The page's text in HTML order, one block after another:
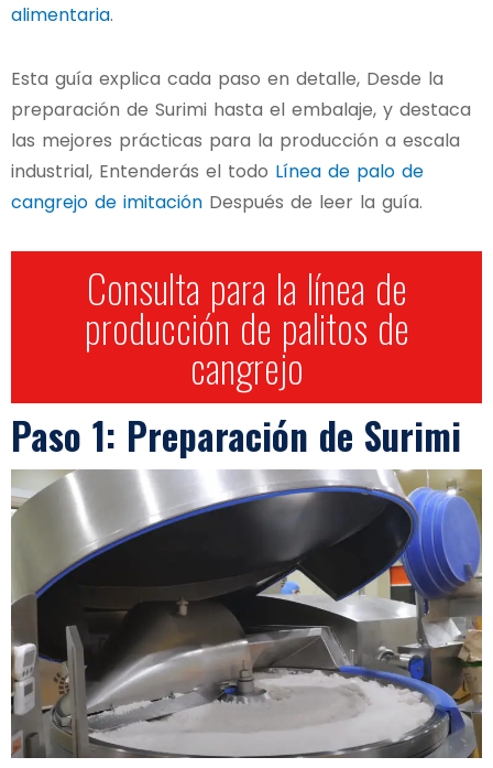
alimentaria.
Esta guía explica cada paso en detalle, Desde la
preparación de Surimi hasta el embalaje, y destaca
las mejores prácticas para la producción a escala
industrial, Entenderás el todo Línea de palo de
cangrejo de imitación Después de leer la guía.
Consulta para la línea de
producción de palitos de
cangrejo
Paso 1: Preparación de Surimi